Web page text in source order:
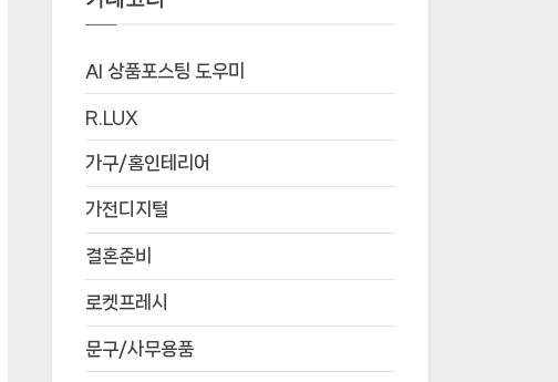
AI 상품포스팅 도우미
R.LUX
가구/홈인테리어
가전디지털
결혼준비
로켓프레시
문구/사무용품